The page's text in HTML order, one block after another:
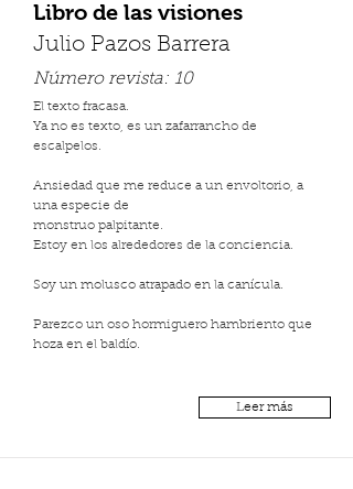
Libro de las visiones
Julio Pazos Barrera
Número revista: 10
El texto fracasa.
Ya no es texto, es un zafarrancho de
escalpelos.
Ansiedad que me reduce a un envoltorio, a
una especie de
monstruo palpitante.
Estoy en los alrededores de la conciencia.
Soy un molusco atrapado en la canícula.
Parezco un oso hormiguero hambriento que
hoza en el baldío.
Leer más